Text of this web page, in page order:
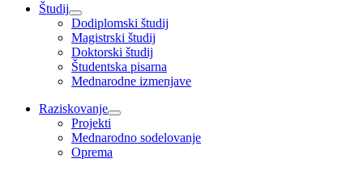
Študij
Dodiplomski študij
Magistrski študij
Doktorski študij
Študentska pisarna
Mednarodne izmenjave
Raziskovanje
Projekti
Mednarodno sodelovanje
Oprema